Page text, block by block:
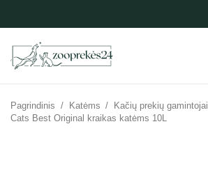
Pagrindinis / Katėms / Kačių prekių gamintojai
Cats Best Original kraikas katėms 10L